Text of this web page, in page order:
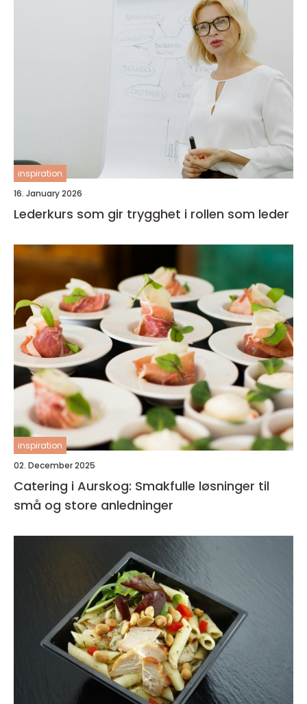
inspiration
16. January 2026
Lederkurs som gir trygghet i rollen som leder
inspiration
02. December 2025
Catering i Aurskog: Smakfulle løsninger til
små og store anledninger